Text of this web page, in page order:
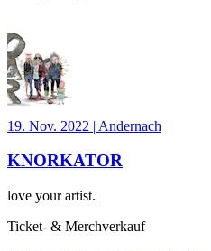
19. Nov. 2022 | Andernach
KNORKATOR
love your artist.
Ticket- & Merchverkauf